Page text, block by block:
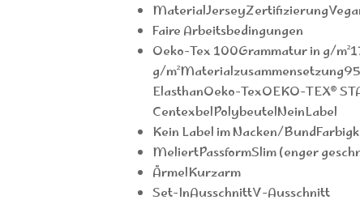
Faire Arbeitsbedingungen
Oeko-Tex 100Grammatur in g/
g/
ElasthanOeko-TexOEKO-TEX®
CentexbelPolybeutelNeinLabel
Kein Label im Nacken/
MeliertPassformSlim (enger
ÄrmelKurzarm
Set-InAusschnittV-Ausschnitt